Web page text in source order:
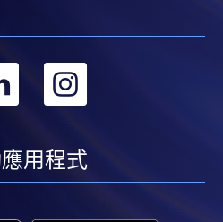
轉
linkedin
轉
應用程式